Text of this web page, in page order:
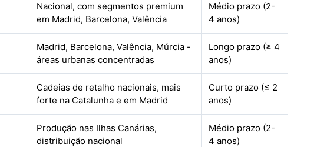
Nacional, com segmentos premium
em Madrid, Barcelona, Valência
Médio prazo (2-
4 anos)
Madrid, Barcelona, Valência, Múrcia -
áreas urbanas concentradas
Longo prazo (≥ 4
anos)
Cadeias de retalho nacionais, mais
forte na Catalunha e em Madrid
Curto prazo (≤ 2
anos)
Produção nas Ilhas Canárias,
distribuição nacional
Médio prazo (2-
4 anos)